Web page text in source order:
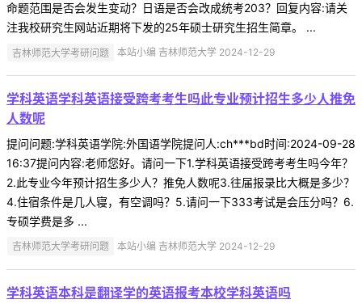
命题范围是否会发生变动？日语是否会改成统考203？回复内容:请关
注我校研究生网站近期将下发的25年硕士研究生招生简章。 ...
吉林师范大学考研问题 本站小编 吉林师范大学 2024-12-29
学科英语学科英语接受跨考考生吗此专业预计招生多少人推免
人数呢
提问问题:学科英语学院:外国语学院提问人:ch***bd时间:2024-09-28
16:37提问内容:老师您好。请问一下1.学科英语接受跨考考生吗今年？
2.此专业今年预计招生多少人？推免人数呢3.往届报录比大概是多少？
4.住宿条件是几人寝，有空调吗？5.请问一下333考试是会压分吗？6.
专硕学费是多 ...
吉林师范大学考研问题 本站小编 吉林师范大学 2024-12-29
学科英语本科是翻译学的英语报考本校学科英语吗